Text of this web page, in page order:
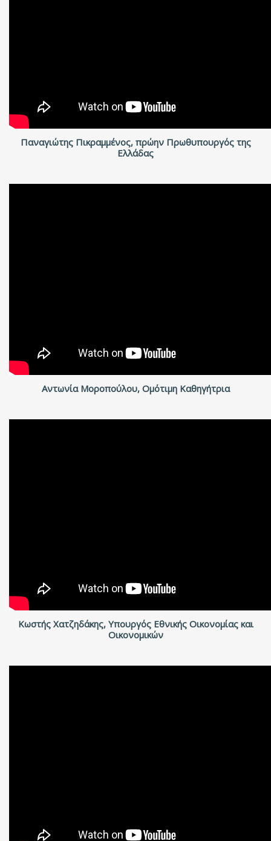
Παναγιώτης Πικραμμένος, πρώην Πρωθυπουργός της
Ελλάδας
Αντωνία Μοροπούλου, Ομότιμη Καθηγήτρια
Κωστής Χατζηδάκης, Υπουργός Εθνικής Οικονομίας και
Οικονομικών